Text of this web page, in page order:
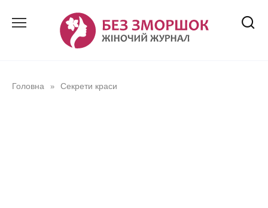
Головна » Секрети краси